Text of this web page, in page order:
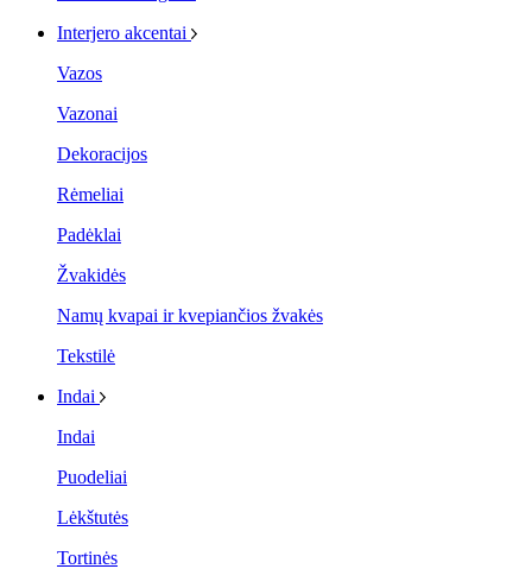
Interjero akcentai
Vazos
Vazonai
Dekoracijos
Rėmeliai
Padėklai
Žvakidės
Namų kvapai ir kvepiančios žvakės
Tekstilė
Indai
Indai
Puodeliai
Lėkštutės
Tortinės